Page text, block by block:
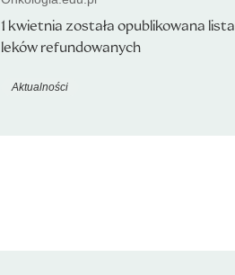
1 kwietnia została opublikowana lista
leków refundowanych
Aktualności